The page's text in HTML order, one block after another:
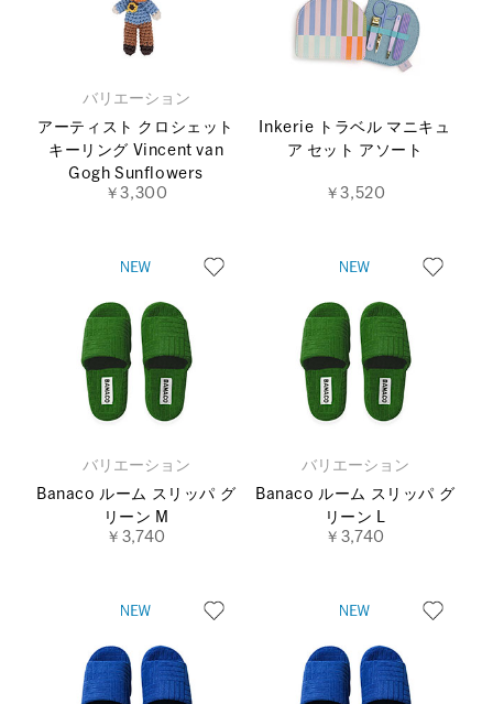
バリエーション
アーティスト クロシェット
キーリング Vincent van
Gogh Sunflowers
￥3,300
Inkerie トラベル マニキュ
ア セット アソート
￥3,520
バリエーション
Banaco ルーム スリッパ グ
リーン M
￥3,740
バリエーション
Banaco ルーム スリッパ グ
リーン L
￥3,740